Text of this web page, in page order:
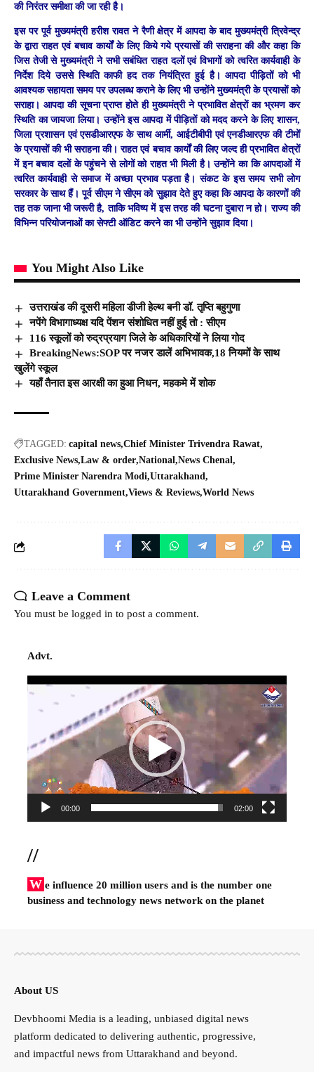
की निरंतर समीक्षा की जा रही है।
इस पर पूर्व मुख्यमंत्री हरीश रावत ने रैणी क्षेत्र में आपदा के बाद मुख्यमंत्री त्रिवेन्द्र
के द्वारा राहत एवं बचाव कार्यों के लिए किये गये प्रयासों की सराहना की और कहा कि
जिस तेजी से मुख्यमंत्री ने सभी सबंधित राहत दलों एवं विभागों को त्वरित कार्यवाही के
निर्देश दिये उससे स्थिति काफी हद तक नियंत्रित हुई है। आपदा पीड़ितों को भी
आवश्यक सहायता समय पर उपलब्ध कराने के लिए भी उन्होंने मुख्यमंत्री के प्रयासों को
सराहा। आपदा की सूचना प्राप्त होते ही मुख्यमंत्री ने प्रभावित क्षेत्रों का भ्रमण कर
स्थिति का जायजा लिया। उन्होंने इस आपदा में पीड़ितों को मदद करने के लिए शासन,
जिला प्रशासन एवं एसडीआरएफ के साथ आर्मी, आईटीबीपी एवं एनडीआरएफ की टीमों
के प्रयासों की भी सराहना की। राहत एवं बचाव कार्यों की लिए जल्द ही प्रभावित क्षेत्रों
में इन बचाव दलों के पहुंचने से लोगों को राहत भी मिली है। उन्होंने का कि आपदाओं में
त्वरित कार्यवाही से समाज में अच्छा प्रभाव पड़ता है। संकट के इस समय सभी लोग
सरकार के साथ हैं। पूर्व सीएम ने सीएम को सुझाव देते हुए कहा कि आपदा के कारणों की
तह तक जाना भी जरूरी है, ताकि भविष्य में इस तरह की घटना दुबारा न हो। राज्य की
विभिन्न परियोजनाओं का सेफ्टी ऑडिट करने का भी उन्होंने सुझाव दिया।
You Might Also Like
उत्तराखंड की दूसरी महिला डीजी हेल्थ बनी डॉ. तृप्ति बहुगुणा
नपेंगे विभागाध्यक्ष यदि पेंशन संशोधित नहीं हुई तो : सीएम
116 स्कूलों को रुद्रप्रयाग जिले के अधिकारियों ने लिया गोद
BreakingNews:SOP पर नजर डालें अभिभावक,18 नियमों के साथ
खुलेंगे स्कूल
यहाँ तैनात इस आरक्षी का हुआ निधन, महकमे में शोक
TAGGED: capital news Chief Minister Trivendra Rawat
Exclusive News Law & order National News Chenal
Prime Minister Narendra Modi Uttarakhand
Uttarakhand Government Views & Reviews World News
Leave a Comment
You must be logged in to post a comment.
Advt.
Video
00:00 02:00
//
W e influence 20 million users and is the number one
business and technology news network on the planet
About US
Devbhoomi Media is a leading, unbiased digital news
platform dedicated to delivering authentic, progressive,
and impactful news from Uttarakhand and beyond.